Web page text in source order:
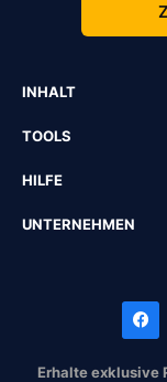
INHALT
TOOLS
HILFE
UNTERNEHMEN
Erhalte exklusive